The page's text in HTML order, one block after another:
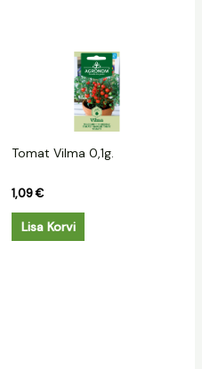
Tomat Vilma 0,1g.
1,09€
Lisa Korvi